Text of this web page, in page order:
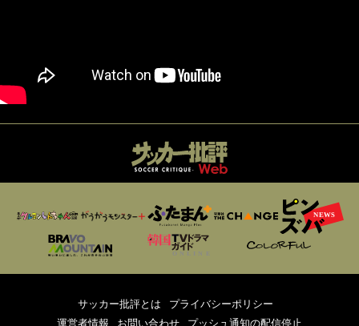
サッカー批評とは
プライバシーポリシー
運営者情報
お問い合わせ プッシュ通知の配信停止